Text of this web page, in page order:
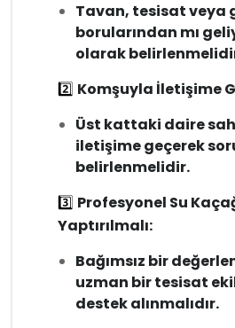
Tavan, tesisat veya
borularından mı
olarak
2️⃣ Komşuyla İletişime
Üst kattaki daire
iletişime geçerek
belirlenmelidir.
3️⃣ Profesyonel Su
Yaptırılmalı:
Bağımsız bir
uzman bir tesisat
destek alınmalıdır.